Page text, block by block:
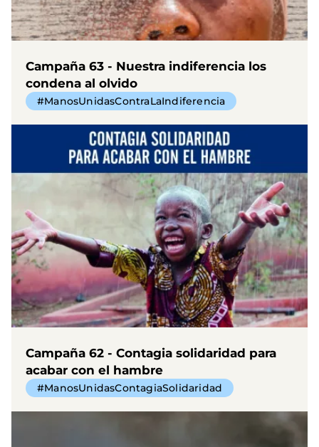
Campaña 63 - Nuestra indiferencia los
condena al olvido
#ManosUnidasContraLaIndiferencia
Campaña 62 - Contagia solidaridad para
acabar con el hambre
#ManosUnidasContagiaSolidaridad